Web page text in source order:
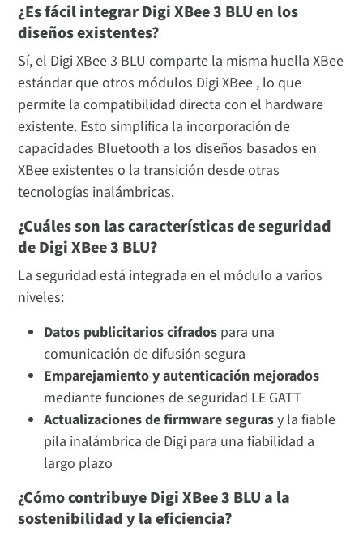
¿Es fácil integrar Digi XBee 3 BLU en los
diseños existentes?
Sí, el Digi XBee 3 BLU comparte la misma huella XBee
estándar que otros módulos Digi XBee , lo que
permite la compatibilidad directa con el hardware
existente. Esto simplifica la incorporación de
capacidades Bluetooth a los diseños basados en
XBee existentes o la transición desde otras
tecnologías inalámbricas.
¿Cuáles son las características de seguridad
de Digi XBee 3 BLU?
La seguridad está integrada en el módulo a varios
niveles:
Datos publicitarios cifrados para una
comunicación de difusión segura
Emparejamiento y autenticación mejorados
mediante funciones de seguridad LE GATT
Actualizaciones de firmware segurasy la fiable
pila inalámbrica de Digi para una fiabilidad a
largo plazo
¿Cómo contribuye Digi XBee 3 BLU a la
sostenibilidad y la eficiencia?